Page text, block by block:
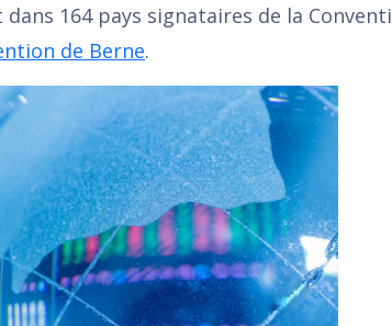
164 pays signataires de la
de Berne.